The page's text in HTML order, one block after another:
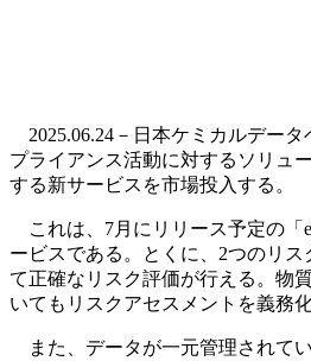
2025.06.24－日本ケミカルデー
プライアンス活動に対するソリュ
する新サービスを市場投入する。
これは、7月にリリース予定の「
ービスである。とくに、2つのリ
て正確なリスク評価が行える。物
いてもリスクアセスメントを義務
また、データが一元管理されて